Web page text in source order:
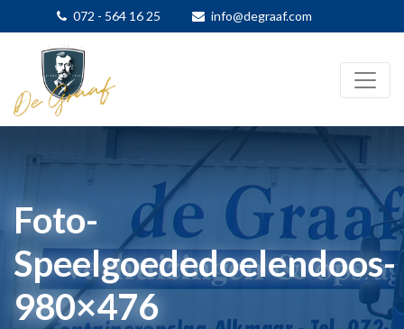
072 - 564 16 25 info@degraaf.com
Foto-
Speelgoededoelendoos-
980×476